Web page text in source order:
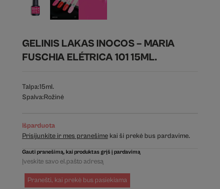
GELINIS LAKAS INOCOS – MARIA
FUSCHIA ELÉTRICA 101 15ML.
Talpa:15ml.
Spalva:Rožinė
Išparduota
Prisijunkite ir mes pranešimekai ši prekė bus pardavime.
Gauti pranešimą, kai produktas grįš į pardavimą
Pranešti, kai prekė bus pasiekiama